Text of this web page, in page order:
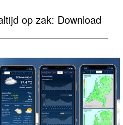
op zak: Download